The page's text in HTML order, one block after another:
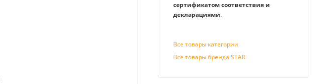
сертификатом соответствия и
декларациями.
Все товары категории
Все товары бренда STAR